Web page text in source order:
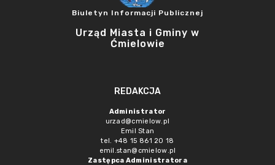
Biuletyn Informacji Publicznej
Urząd Miasta i Gminy w
Ćmielowie
REDAKCJA
Administrator
urzad@cmielow.pl
Emil Stan
tel. +48 15 861 20 18
emil.stan@cmielow.pl
Zastępca Administratora